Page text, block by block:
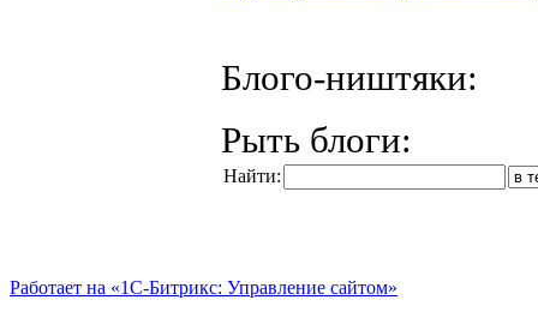
Блого-ништяки:
Рыть блоги:
Найти:
Работает на «1С-Битрикс: Управление сайтом»